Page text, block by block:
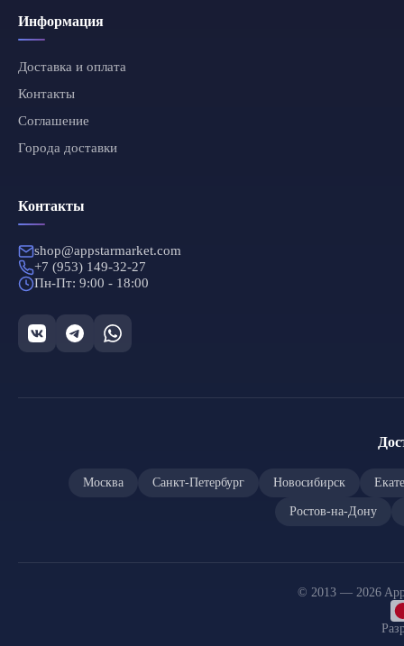
Информация
Доставка и оплата
Контакты
Соглашение
Города доставки
Контакты
shop@appstarmarket.com
+7 (953) 149-32-27
Пн-Пт: 9:00 - 18:00
Москва Санкт-Петербург Новосибирск
Ростов-на-Дону
© 2013 — 2026